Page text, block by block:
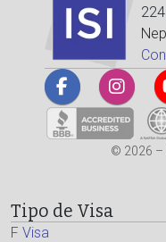
© 2026 –
Tipo de Visa
F Visa